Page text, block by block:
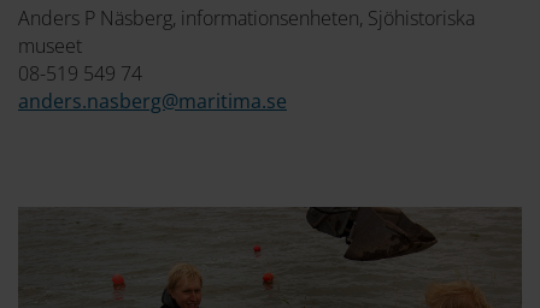
Anders P Näsberg, informationsenheten, Sjöhistoriska
museet
08-519 549 74
anders.nasberg@maritima.se